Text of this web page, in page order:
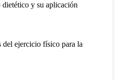
y su aplicación
del ejercicio físico para la